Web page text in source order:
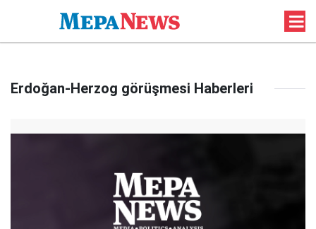
Erdoğan-Herzog görüşmesi Haberleri